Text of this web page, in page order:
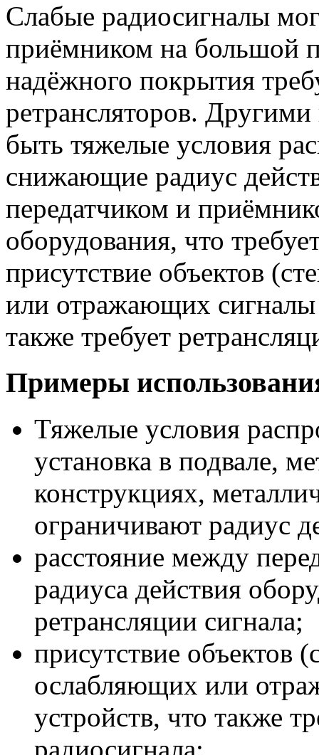
Слабые радиосигналы
приёмником на большой
надёжного покрытия
ретрансляторов.
быть тяжелые условия
снижающие радиус
передатчиком и
оборудования, что
присутствие объектов
или отражающих сигналы
также требует
Примеры
Тяжелые условия
установка в подвале,
конструкциях,
ограничивают радиус
расстояние между
радиуса действия
ретрансляции сигнала;
присутствие объектов
ослабляющих или
устройств, что также
радиосигнала;